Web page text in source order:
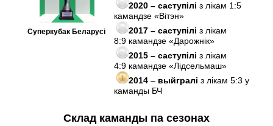
Суперкубак Беларусі
2020 – саступiлi з лікам 1:5
камандзе «Вiтэн»
2017 – саступiлi з лікам
8:9 камандзе «Дарожнiк»
2015 – саступiлi з лікам
4:9 камандзе «Лiдсельмаш»
2014 – выйгралі з лікам 5:3 у
каманды БЧ
Склад каманды па сезонах